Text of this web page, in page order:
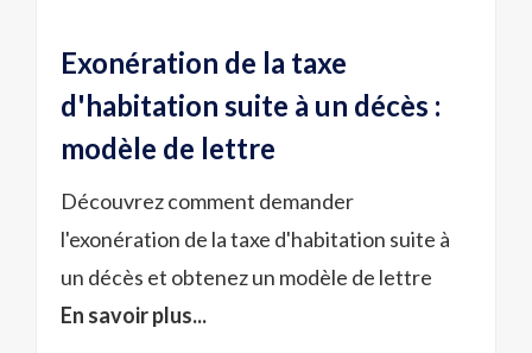
Exonération de la taxe
d'habitation suite à un décès :
modèle de lettre
Découvrez comment demander
l'exonération de la taxe d'habitation suite à
un décès et obtenez un modèle de lettre
En savoir plus...